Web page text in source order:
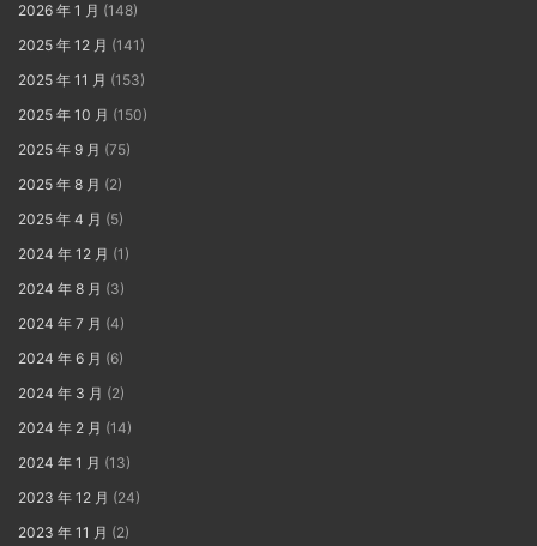
2026 年 1 月 (148)
2025 年 12 月 (141)
2025 年 11 月 (153)
2025 年 10 月 (150)
2025 年 9 月 (75)
2025 年 8 月 (2)
2025 年 4 月 (5)
2024 年 12 月 (1)
2024 年 8 月 (3)
2024 年 7 月 (4)
2024 年 6 月 (6)
2024 年 3 月 (2)
2024 年 2 月 (14)
2024 年 1 月 (13)
2023 年 12 月 (24)
2023 年 11 月 (2)